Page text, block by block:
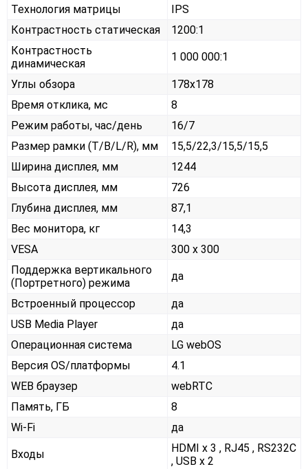
Технология матрицы
IPS
Контрастность статическая
1200:1
Контрастность
динамическая
1 000 000:1
Углы обзора
178x178
Время отклика, мс
8
Режим работы, час/день
16/7
Размер рамки (T/B/L/R), мм
15,5/22,3/15,5/15,5
Ширина дисплея, мм
1244
Высота дисплея, мм
726
Глубина дисплея, мм
87,1
Вес монитора, кг
14,3
VESA
300 x 300
Поддержка вертикального
(Портретного) режима
да
Встроенный процессор
да
USB Media Player
да
Операционная система
LG webOS
Версия OS/платформы
4.1
WEB браузер
webRTC
Память, ГБ
8
Wi-Fi
да
Входы
HDMI x 3 , RJ45 , RS232С
, USB x 2